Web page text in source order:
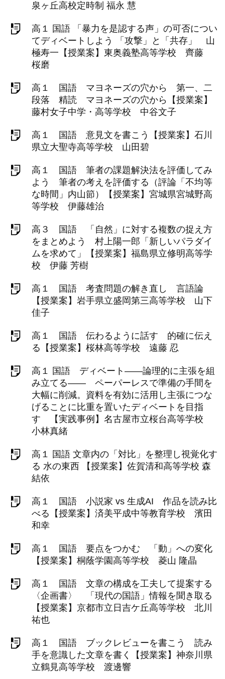
泉ヶ丘高校定時制 福永 慧
高１ 国語 「暴力を是認する声」の可否につい
てディベートしよう 「攻撃」と「共存」 山
極寿一【授業案】東奥義塾高等学校 齊藤
桜磨
高１ 国語 マヨネーズの穴から 第一、二
段落 精読 マヨネーズの穴から【授業案】
藤村女子中学・高等学校 中谷文子
高１ 国語 意見文を書こう【授業案】石川
県立大聖寺高等学校 山田碧
高１ 国語 筆者の課題解決法を評価してみ
よう 筆者の考えを評価する（評論「不均等
な時間」内山節）【授業案】宮城県宮城野高
等学校 伊藤雄治
高３ 国語 「自然」に対する複数の捉え方
をまとめよう 村上陽一郎「新しいパラダイ
ムを求めて」【授業案】福島県立修明高等学
校 伊藤 芳樹
高１ 国語 考査問題の解き直し 言語論
【授業案】岩手県立盛岡第三高等学校 山下
佳子
高１ 国語 伝わるように話す 的確に伝え
る【授業案】桜林高等学校 遠藤 忍
高１ 国語 ディベート――論理的に主張を組
み立てる―― ペーパーレスで準備の手間を
大幅に削減。資料を有効に活用し主張につな
げることに比重を置いたディベートを目指
す 【実践事例】名古屋市立桜台高等学校
小林真緒
高１ 国語 文章内の「対比」を整理し視覚化す
る 水の東西 【授業案】佐賀清和高等学校 森
結依
高１ 国語 小説家 vs 生成AI 作品を読み比
べる【授業案】済美平成中等教育学校 濱田
和幸
高１ 国語 要点をつかむ 「動」への変化
【授業案】桐蔭学園高等学校 菱山 隆晶
高１ 国語 文章の構成を工夫して提案する
〈企画書〉 「現代の国語」情報を聞き取る
【授業案】京都市立日吉ケ丘高等学校 北川
祐也
高１ 国語 ブックレビューを書こう 読み
手を意識した文章を書く【授業案】神奈川県
立鶴見高等学校 渡邊響